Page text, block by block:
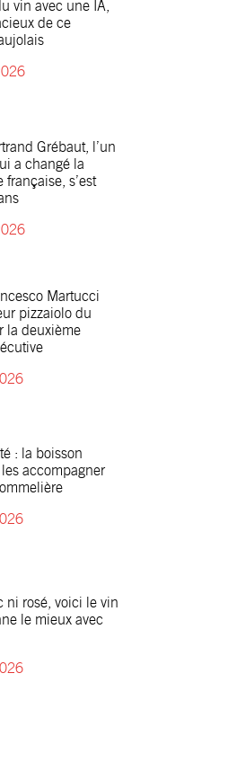
vin avec une IA,
de ce
Grébaut, l’un
a changé la
française, s’est
Martucci
pizzaiolo du
la deuxième
: la boisson
accompagner
ni rosé, voici le vin
le mieux avec